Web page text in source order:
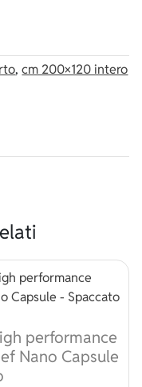
,cm 200×120 intero
performance
Nano Capsule